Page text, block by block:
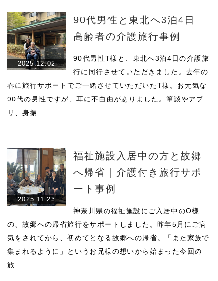
2025.12.02
90代男性と東北へ3泊4日｜
高齢者の介護旅行事例
90代男性T様と、東北へ3泊4日の介護旅
行に同行させていただきました。去年の
春に旅行サポートでご一緒させていただいたT様。お元気な
90代の男性ですが、耳に不自由がありました。筆談やアプ
リ、身振…
2025.11.23
福祉施設入居中の方と故郷
へ帰省｜介護付き旅行サポ
ート事例
神奈川県の福祉施設にご入居中のO様
の、故郷への帰省旅行をサポートしました。昨年5月にご病
気をされてから、初めてとなる故郷への帰省。「また家族で
集まれるように」というお兄様の想いから始まった今回の
旅…